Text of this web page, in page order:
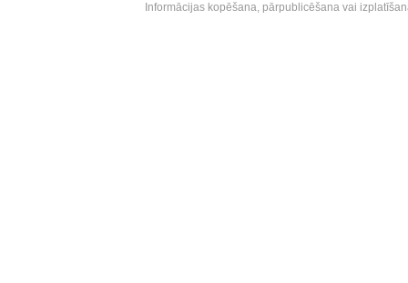
Informācijas kopēšana, pārpublicēšana vai